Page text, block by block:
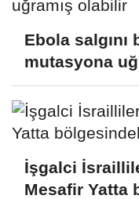
Ebola
mutasyona
İşgalci
Mesafir Yatta